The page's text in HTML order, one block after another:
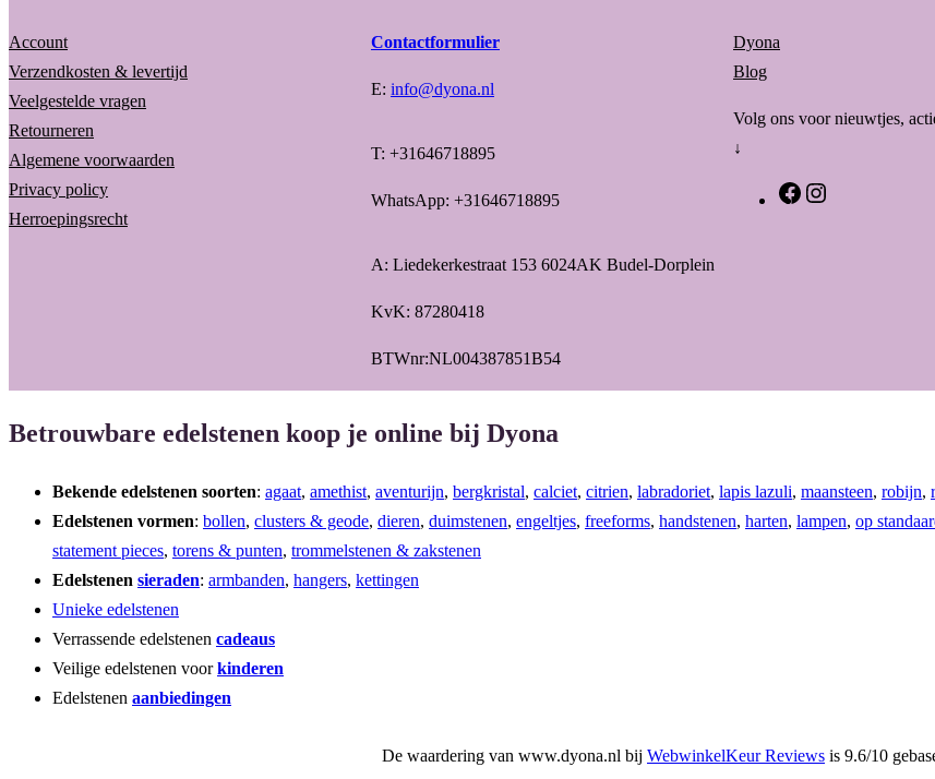
Account
Verzendkosten & levertijd
Veelgestelde vragen
Retourneren
Algemene voorwaarden
Privacy policy
Herroepingsrecht
Contactformulier
E: info@dyona.nl
T: +31646718895
WhatsApp: +31646718895
A: Liedekerkestraat 153 6024AK Budel-Dorplein
KvK: 87280418
BTWnr:NL004387851B54
Dyona
Blog
Volg ons voor nieuwtjes,
↓
F
Betrouwbare edelstenen koop je online bij Dyona
Bekende edelstenen soorten: agaat, amethist, aventurijn, bergkristal, calciet, citrien, labradoriet, lapis lazuli, maansteen, robijn,
Edelstenen vormen: bollen, clusters & geode, dieren, duimstenen, engeltjes, freeforms, handstenen, harten, lampen, op
statement pieces, torens & punten, trommelstenen & zakstenen
Edelstenen sieraden: armbanden, hangers, kettingen
Unieke edelstenen
Verrassende edelstenen cadeaus
Veilige edelstenen voorkinderen
Edelstenen aanbiedingen
De waardering van www.dyona.nl bij WebwinkelKeur Reviews is 9.6/10